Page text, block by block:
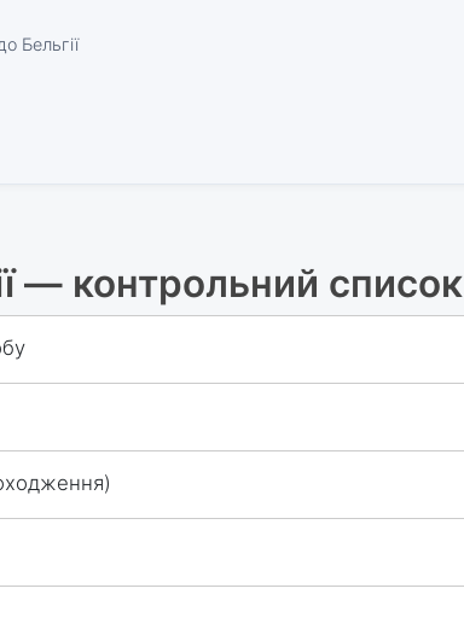
Бельгії
— контрольний список